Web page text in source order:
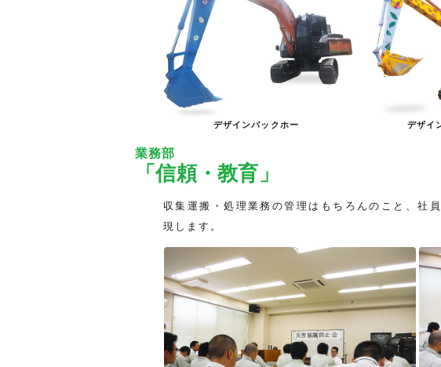
デザインバックホー デザイ
業務部
「信頼・教育」
収集運搬・処理業務の管理はもちろんのこと、社
現します。